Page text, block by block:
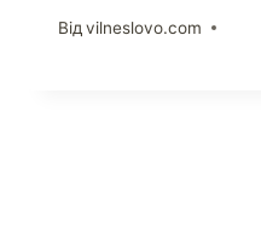
Від vilneslovo.com